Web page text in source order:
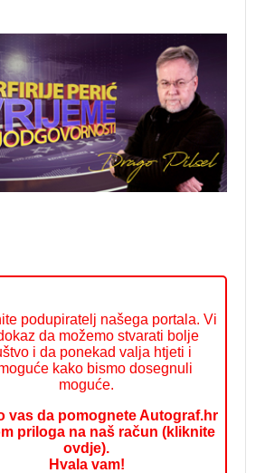
podupiratelj našega portala. Vi
da možemo stvarati bolje
i da ponekad valja htjeti i
kako bismo dosegnuli
moguće.
vas da pomognete Autograf.hr
priloga na naš račun (kliknite
ovdje).
Hvala vam!